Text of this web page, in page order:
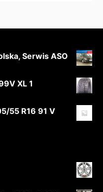
Serwis ASO
XL 1
55 R16 91 V